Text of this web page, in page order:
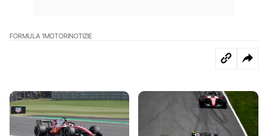
FORMULA 1MOTORINOTIZIE